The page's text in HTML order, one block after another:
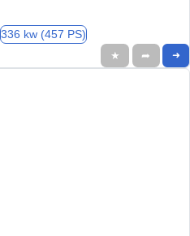
336 kw (457 PS)
★ ➦ ➜